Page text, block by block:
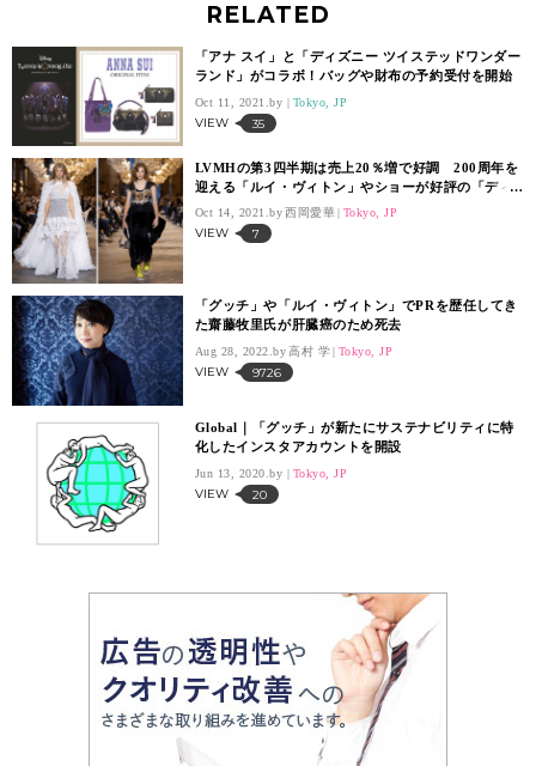
RELATED
「アナ スイ」と「ディズニー ツイステッドワンダー
ランド」がコラボ！バッグや財布の予約受付を開始
Oct 11, 2021. Tokyo, JP
VIEW 35
LVMHの第3四半期は売上20％増で好調 200周年を
迎える「ルイ・ヴィトン」やショーが好評の「ディ
オール」が貢献
Oct 14, 2021. 西岡愛華 Tokyo, JP
VIEW 7
「グッチ」や「ルイ・ヴィトン」でPRを歴任してき
た齋藤牧里氏が肝臓癌のため死去
Aug 28, 2022. 高村 学 Tokyo, JP
VIEW 9726
Global｜「グッチ」が新たにサステナビリティに特
化したインスタアカウントを開設
Jun 13, 2020. Tokyo, JP
VIEW 20